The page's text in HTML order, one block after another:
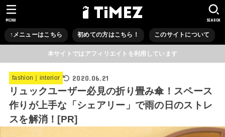
↑メニューはこちら 初めての方はこちら！ このサイトについて
SEARCH
MENU
本サイトではアフィリエイトを利用しています
fashion｜interior 2020.06.21
リュックユーザー必見の折り畳み傘！スペース
作りが上手な「シェアリー」で雨の日のストレ
スを解消！[PR]